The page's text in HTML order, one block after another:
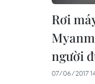
Rơi
người
07/06/2017